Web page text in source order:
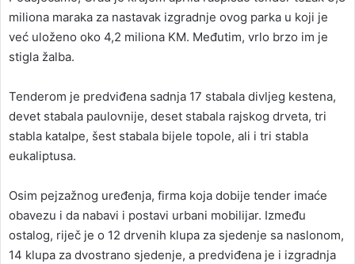
miliona maraka za nastavak izgradnje ovog parka u koji je
već uloženo oko 4,2 miliona KM. Međutim, vrlo brzo im je
stigla žalba.
Tenderom je predviđena sadnja 17 stabala divljeg kestena,
devet stabala paulovnije, deset stabala rajskog drveta, tri
stabla katalpe, šest stabala bijele topole, ali i tri stabla
eukaliptusa.
Osim pejzažnog uređenja, firma koja dobije tender imaće
obavezu i da nabavi i postavi urbani mobilijar. Između
ostalog, riječ je o 12 drvenih klupa za sjedenje sa naslonom,
14 klupa za dvostrano sjedenje, a predviđena je i izgradnja